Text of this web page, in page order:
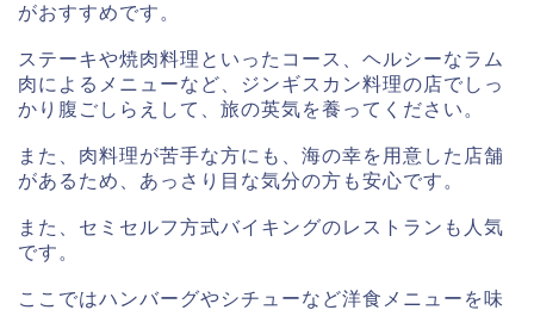
がおすすめです。
ステーキや焼肉料理といったコース、ヘルシーなラム
肉によるメニューなど、ジンギスカン料理の店でしっ
かり腹ごしらえして、旅の英気を養ってください。
また、肉料理が苦手な方にも、海の幸を用意した店舗
があるため、あっさり目な気分の方も安心です。
また、セミセルフ方式バイキングのレストランも人気
です。
ここではハンバーグやシチューなど洋食メニューを味